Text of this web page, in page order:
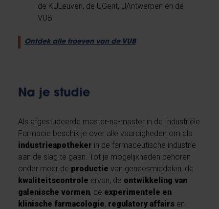
de KULeuven, de UGent, UAntwerpen en de
VUB.
Ontdek alle troeven van de VUB
Na je studie
Als afgestudeerde master-na-master in de Industriële
Farmacie beschik je over alle vaardigheden om als
industrieapotheker in de farmaceutische industrie
aan de slag te gaan. Tot je mogelijkheden behoren
onder meer de productie van geneesmiddelen, de
kwaliteitscontrole ervan, de ontwikkeling van
galenische vormen, de experimentele en
klinische farmacologie, regulatory affairs en